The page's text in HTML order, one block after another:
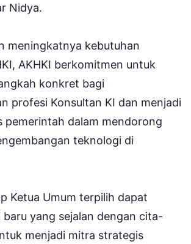
Nidya.
meningkatnya kebutuhan
AKHKI berkomitmen untuk
konkret bagi
profesi Konsultan KI dan menjadi
pemerintah dalam mendorong
teknologi di
Ketua Umum terpilih dapat
baru yang sejalan dengan cita-
menjadi mitra strategis